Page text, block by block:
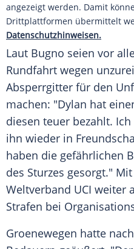
angezeigt werden. Damit
Drittplattformen übermittelt
Datenschutzhinweisen.
Laut Bugno seien vor
Rundfahrt wegen
Absperrgitter für den
machen: "Dylan hat
diesen teuer bezahlt.
ihn wieder in
haben die gefährlichen
des Sturzes gesorgt."
Weltverband UCI weiter
Strafen bei
Groenewegen hatte